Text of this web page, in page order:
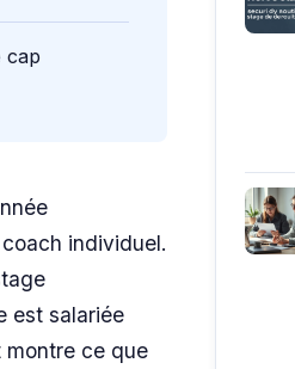
cap
individuel.
est salariée
montre ce que